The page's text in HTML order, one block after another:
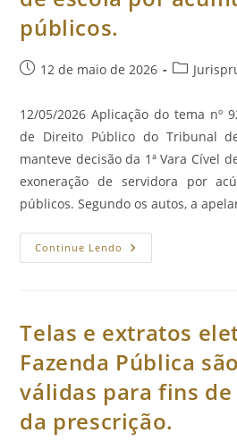
De
Segurança
Público.
públicos.
Post12 de maio de 2026
Categoria
post:
12/05/2026 Aplicação do tema nº
de Direito Público do Tribunal
manteve decisão da 1ª Vara Cível
exoneração de servidora por
públicos. Segundo os autos, a
Continue Lendo Mantida
Exoneração
Por
Acúmulo
Cargos
Públicos.
Telas e extratos
Fazenda Pública
válidas para fins
da prescrição.